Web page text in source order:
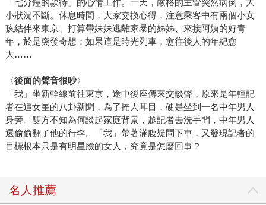
「七分鐘的款待」的心情工作。一天，嚴格的主管突然病倒，大
小狀況不斷。休息時間，大家交換心得，注意乘客中有兩個小女
孩結伴來東京、打算帶妹妹逃離家暴的姊姊、來接阿姨的好青
年，於是突發奇想：如果這是時光列車，愈往後人的年紀愈
大……
〈後面的聲音很吵〉
「我」坐新幹線前往東京，途中後座傳來交談聲，原來是年輕記
者在追女星的八卦新聞，為了掩人耳目，硬是坐到一名中年男人
身旁。雙方不知為何談起家庭背景，趁記者去洗手間，中年男人
還偷偷翻了他的行李。「我」帶著滿腹疑問下車，又發現記者的
目標根本只是有明星臉的女人，究竟是怎麼回事？
名人推薦